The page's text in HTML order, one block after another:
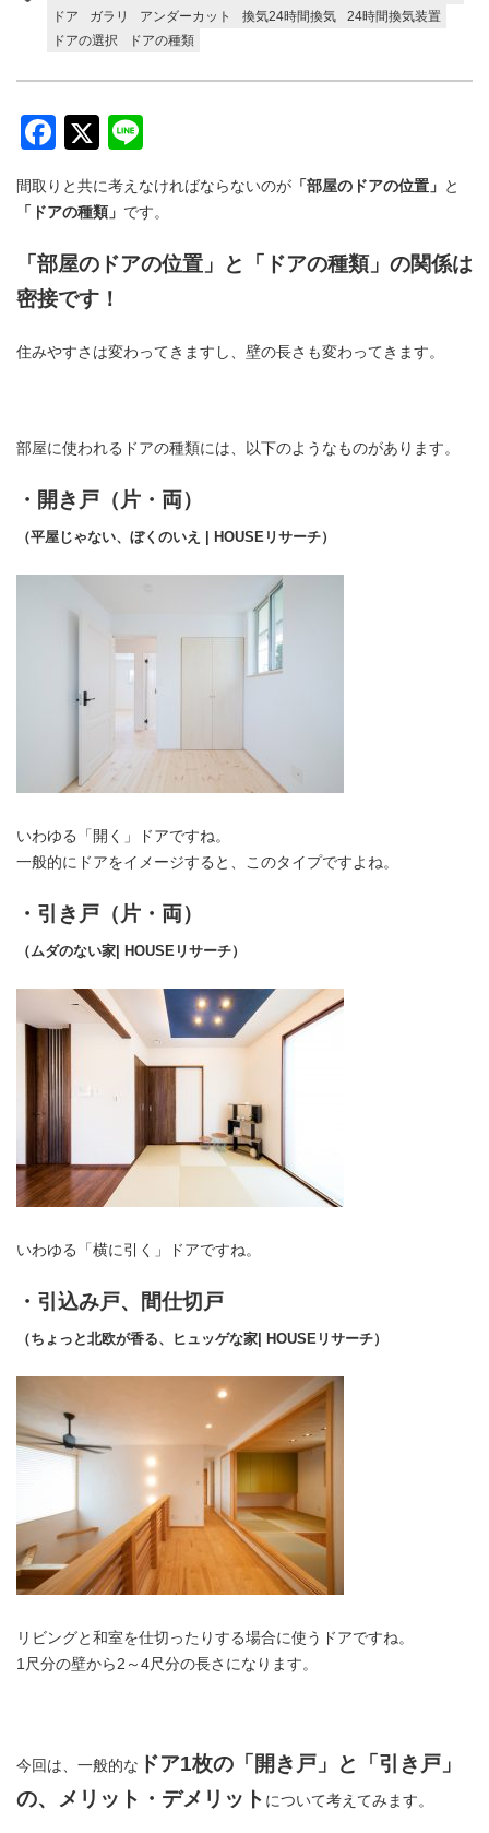
ドア
ガラリ アンダーカット 換気24時間換気
24時間換気装置
ドアの選択
ドアの種類
Facebook
Twitter
間取りと共に考えなければならないのが 「部屋のドアの位置」 と
「ドアの種類」 です。
「部屋のドアの位置」と「ドアの種類」の関係は
密接です！
住みやすさは変わってきますし、壁の長さも変わってきます。
部屋に使われるドアの種類には、以下のようなものがあります。
・開き戸（片・両）
（平屋じゃない、ぼくのいえ | HOUSEリサーチ）
いわゆる「開く」ドアですね。
一般的にドアをイメージすると、このタイプですよね。
・引き戸（片・両）
（ムダのない家| HOUSEリサーチ）
いわゆる「横に引く」ドアですね。
・引込み戸、間仕切戸
（ちょっと北欧が香る、ヒュッゲな家| HOUSEリサーチ）
リビングと和室を仕切ったりする場合に使うドアですね。
1尺分の壁から2～4尺分の長さになります。
今回は、一般的な
ドア1枚の「開き戸」と「引き戸」
の、メリット・デメリット について考えてみます。